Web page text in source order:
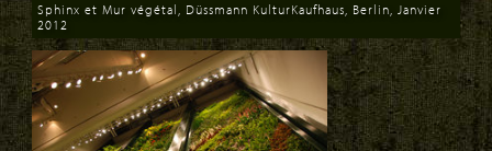
Download
Sphinx et Mur végétal, Düssmann KulturKaufhaus, Berlin, Janvier
2012